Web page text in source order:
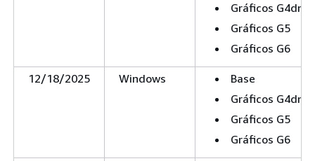
Gráficos G4dn
Gráficos G5
Gráficos G6
12/18/2025 Windows
Base
Gráficos G4dn
Gráficos G5
Gráficos G6